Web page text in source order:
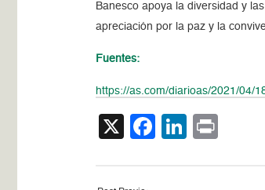
Banesco apoya la diversidad y
apreciación por la paz y la
Fuentes:
https://as.com/diarioas/2021/04/
X Facebook